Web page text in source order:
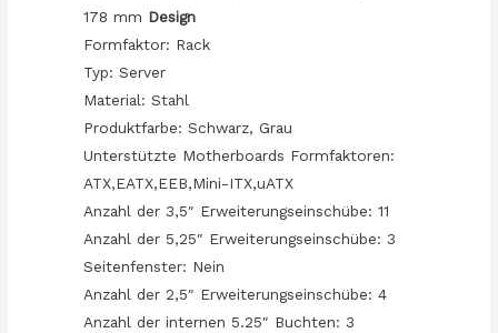
178 mm Design
Formfaktor: Rack
Typ: Server
Material: Stahl
Produktfarbe: Schwarz, Grau
Unterstützte Motherboards Formfaktoren:
ATX,EATX,EEB,Mini-ITX,uATX
Anzahl der 3,5″ Erweiterungseinschübe: 11
Anzahl der 5,25″ Erweiterungseinschübe: 3
Seitenfenster: Nein
Anzahl der 2,5″ Erweiterungseinschübe: 4
Anzahl der internen 5.25″ Buchten: 3